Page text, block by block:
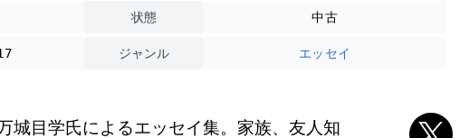
状態 中古
ジャンル エッセイ
城目学氏によるエッセイ集。家族、友人知